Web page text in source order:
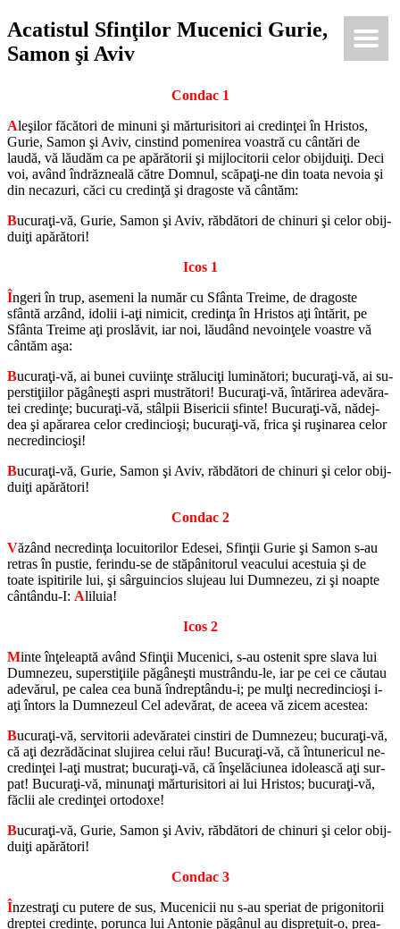
@Κύριεἐλέησον.με
Ки́рие эле́йсон
Acatistul Sfinţilor Mucenici Gurie,
Samon şi Aviv
Con­dac 1
Aleşilor fă­că­tori de mi­nuni şi măr­tu­ri­si­tori ai cre­dinţei în Hris­tos,
Gurie, Samon şi Aviv, cin­s­tind po­me­ni­rea voas­tră cu cântări de
laudă, vă lă­u­dăm ca pe apă­ră­to­rii şi mij­lo­ci­to­rii celor obij­duiţi. Deci
voi, având în­drăz­ne­ală către Dom­nul, scăpaţi-ne din toata ne­voia şi
din ne­ca­zuri, căci cu cre­dinţă şi dra­goste vă cântăm:
Bucuraţi-vă, Gurie, Samon şi Aviv, răb­dă­tori de chi­nuri şi celor obij­
duiţi apă­ră­tori!
Icos 1
Îngeri în trup, ase­meni la număr cu Sfânta Tre­ime, de dra­goste
sfântă arzând, ido­lii i-aţi ni­mi­cit, cre­dinţa în Hris­tos aţi în­tă­rit, pe
Sfânta Tre­ime aţi pro­slă­vit, iar noi, lăudând ne­voinţele voas­tre vă
cântăm aşa:
Bucuraţi-vă, ai bunei cu­viinţe stră­luciţi lu­mi­nă­tori; bu­curaţi-vă, ai su­
per­stiţiilor păgâneşti aspri mus­tră­tori! Bu­curaţi-vă, în­tă­ri­rea ade­vă­ra­
tei cre­dinţe; bu­curaţi-vă, stâlpii Bi­se­ri­cii sfinte! Bu­curaţi-vă, nă­dej­
dea şi apă­ra­rea celor cre­din­cioşi; bu­curaţi-vă, frica şi ruşina­rea celor
ne­cre­din­cioşi!
Bucuraţi-vă, Gurie, Samon şi Aviv, răb­dă­tori de chi­nuri şi celor obij­
duiţi apă­ră­tori!
Con­dac 2
Văzând ne­cre­dinţa lo­cu­i­to­ri­lor Ede­sei, Sfinţii Gurie şi Samon s-au
re­tras în pus­tie, fe­rindu-se de stăpâni­to­rul ve­a­cu­lui aces­tuia şi de
toate is­pi­ti­rile lui, şi sârgu­in­cios slu­jeau lui Dum­ne­zeu, zi şi noapte
cântându-I: Ali­luia!
Icos 2
Minte înţeleaptă având Sfinţii Mu­ce­nici, s-au os­te­nit spre slava lui
Dum­ne­zeu, su­per­stiţiile păgâneşti mustrându-le, iar pe cei ce că­u­tau
ade­vă­rul, pe calea cea bună în­dreptându-i; pe mulţi ne­cre­din­cioşi i-
aţi în­tors la Dum­ne­zeul Cel ade­vă­rat, de aceea vă zicem aces­tea:
Bucuraţi-vă, ser­vi­to­rii ade­vă­ra­tei cin­stiri de Dum­ne­zeu; bu­curaţi-vă,
că aţi dez­ră­dă­ci­nat slu­ji­rea celui rău! Bu­curaţi-vă, că în­tu­ne­ri­cul ne­
cre­dinţei l-aţi mus­trat; bu­curaţi-vă, că înşelă­ciu­nea ido­lească aţi sur­
pat! Bu­curaţi-vă, mi­nunaţi măr­tu­ri­si­tori ai lui Hris­tos; bu­curaţi-vă,
fă­clii ale cre­dinţei or­to­doxe!
Bucuraţi-vă, Gurie, Samon şi Aviv, răb­dă­tori de chi­nuri şi celor obij­
duiţi apă­ră­tori!
Con­dac 3
Înzes­traţi cu pu­tere de sus, Mu­ce­ni­cii nu s-au spe­riat de pri­go­ni­to­rii
drep­tei cre­dinţe, po­runca lui An­to­nie păgânul au dis­preţuit-o, prea­